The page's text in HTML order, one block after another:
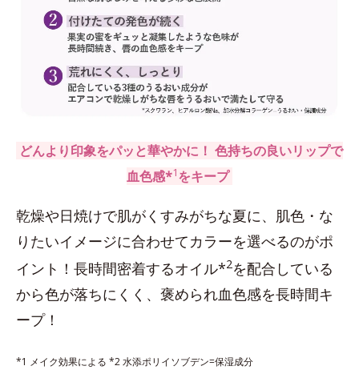
どんより印象をパッと華やかに！ 色持ちの良いリップで
血色感*1をキープ
乾燥や日焼けで肌がくすみがちな夏に、肌色・な
りたいイメージに合わせてカラーを選べるのがポ
イント！長時間密着するオイル*2を配合している
から色が落ちにくく、褒められ血色感を長時間キ
ープ！
*1 メイク効果による *2 水添ポリイソブデン=保湿成分